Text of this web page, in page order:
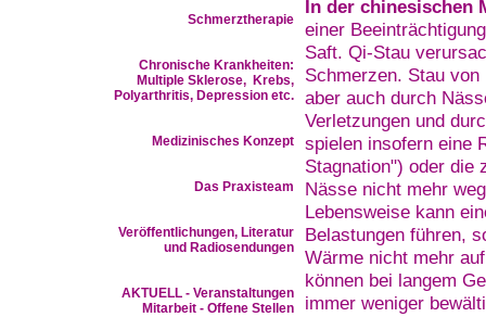
Schmerztherapie
Chronische Krankheiten:
Multiple Sklerose, Krebs,
Polyarthritis, Depression etc.
Medizinisches Konzept
Das Praxisteam
Veröffentlichungen, Literatur
und Radiosendungen
AKTUELL - Veranstaltungen
Mitarbeit - Offene Stellen
In der chinesischen
einer
Saft. Qi-Stau
Schmerzen. Stau
aber auch durch
Verletzungen und
spielen insofern eine
Stagnation") oder die
Nässe nicht mehr
Lebensweise kann
Belastungen führen,
Wärme nicht mehr
können bei langem
immer weniger